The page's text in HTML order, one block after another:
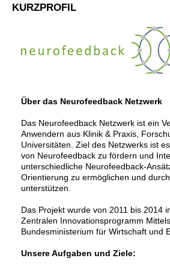
KURZPROFIL
Über das Neurofeedback Netzwerk
Das Neurofeedback Netzwerk ist ein
Anwendern aus Klinik & Praxis,
Universitäten. Ziel des Netzwerks ist
von Neurofeedback zu fördern und
unterschiedliche Neurofeedback-
Orientierung zu ermöglichen und
unterstützen.
Das Projekt wurde von 2011 bis 2014
Zentralen Innovationsprogramm
Bundesministerium für Wirtschaft und
Unsere Aufgaben und Ziele: